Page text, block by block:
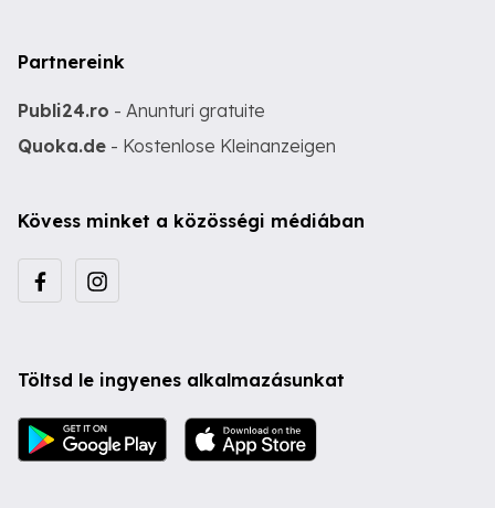
Partnereink
Publi24.ro - Anunturi gratuite
Quoka.de - Kostenlose Kleinanzeigen
Kövess minket a közösségi médiában
Töltsd le ingyenes alkalmazásunkat